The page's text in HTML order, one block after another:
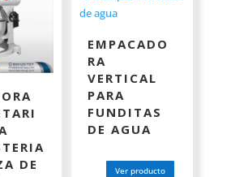
DE
EMPACADO
RA
VERTICAL
PARA
FUNDITAS
DE AGUA
Ver producto